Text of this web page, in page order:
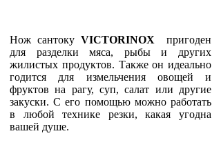
Нож сантоку VICTORINOX
пригоден
для разделки мяса, рыбы и других
жилистых продуктов. Также он идеально
годится для измельчения овощей и
фруктов на рагу, суп, салат или другие
закуски. С его помощью можно работать
в любой технике резки, какая угодна
вашей душе.